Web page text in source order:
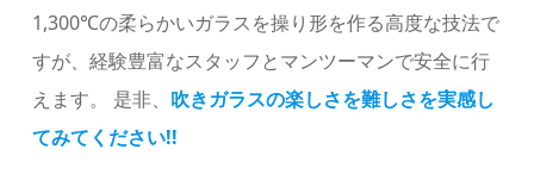
1,300℃の柔らかいガラスを操り形を作る高度な技法で
すが、経験豊富なスタッフとマンツーマンで安全に行
えます。 是非、 吹きガラスの楽しさを難しさを実感し
てみてください!!